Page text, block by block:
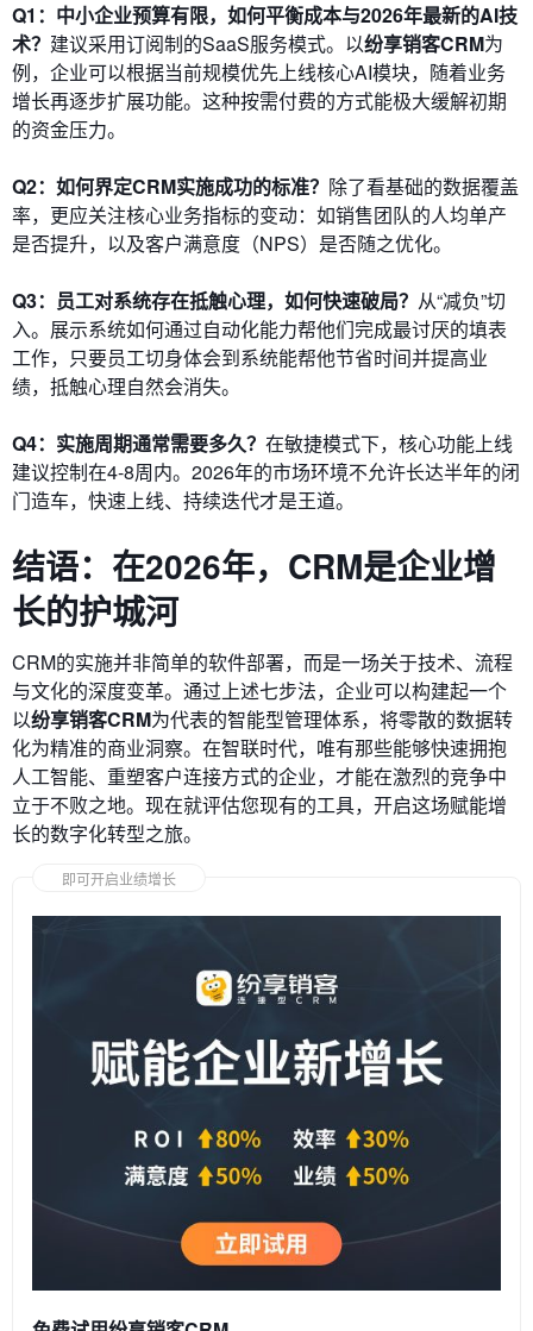
Q1：中小企业预算有限，如何平衡成本与2026年最新的AI技
术？ 建议采用订阅制的SaaS服务模式。以纷享销客CRM为
例，企业可以根据当前规模优先上线核心AI模块，随着业务
增长再逐步扩展功能。这种按需付费的方式能极大缓解初期
的资金压力。
Q2：如何界定CRM实施成功的标准？ 除了看基础的数据覆盖
率，更应关注核心业务指标的变动：如销售团队的人均单产
是否提升，以及客户满意度（NPS）是否随之优化。
Q3：员工对系统存在抵触心理，如何快速破局？ 从“减负”切
入。展示系统如何通过自动化能力帮他们完成最讨厌的填表
工作，只要员工切身体会到系统能帮他节省时间并提高业
绩，抵触心理自然会消失。
Q4：实施周期通常需要多久？ 在敏捷模式下，核心功能上线
建议控制在4-8周内。2026年的市场环境不允许长达半年的闭
门造车，快速上线、持续迭代才是王道。
结语：在2026年，CRM是企业增
长的护城河
CRM的实施并非简单的软件部署，而是一场关于技术、流程
与文化的深度变革。通过上述七步法，企业可以构建起一个
以纷享销客CRM为代表的智能型管理体系，将零散的数据转
化为精准的商业洞察。在智联时代，唯有那些能够快速拥抱
人工智能、重塑客户连接方式的企业，才能在激烈的竞争中
立于不败之地。现在就评估您现有的工具，开启这场赋能增
长的数字化转型之旅。
即可开启业绩增长